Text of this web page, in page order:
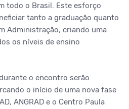
todo o Brasil. Este esforço
tanto a graduação quanto
Administração, criando uma
os níveis de ensino
o encontro serão
o início de uma nova fase
ANGRAD e o Centro Paula